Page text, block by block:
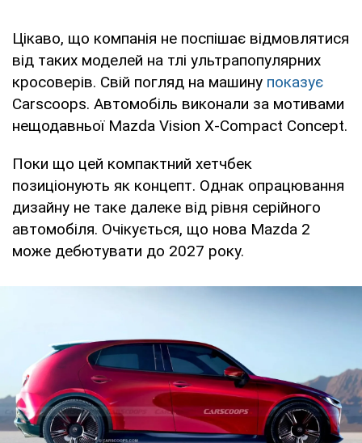
Цікаво, що компанія не поспішає відмовлятися
від таких моделей на тлі ультрапопулярних
кросоверів. Свій погляд на машину показує
Carscoops. Автомобіль виконали за мотивами
нещодавньої Mazda Vision X-Compact Concept.
Поки що цей компактний хетчбек
позиціонують як концепт. Однак опрацювання
дизайну не таке далеке від рівня серійного
автомобіля. Очікується, що нова Mazda 2
може дебютувати до 2027 року.